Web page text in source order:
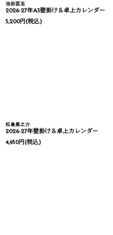
池田匡志
2026-27年A3壁掛け＆卓上カレンダー
5,200円(税込)
松島勇之介
2026-27年壁掛け＆卓上カレンダー
4,950円(税込)